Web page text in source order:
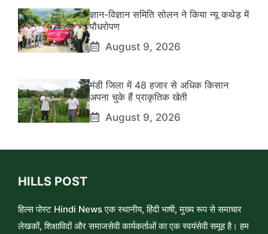
ज्ञान-विज्ञान समिति सोलन ने किया न्यू कथेड़ में
पौधरोपण
August 9, 2026
मंडी जिला में 48 हजार से अधिक किसान
अपना चुके हैं प्राकृतिक खेती
August 9, 2026
HILLS POST
हिल्स पोस्ट Hindi News एक स्थानीय, हिंदी भाषी, मुख्य रूप से समाचार
लेखकों, शिक्षाविदों और समाजसेवी कार्यकर्ताओं का एक स्वयंसेवी समूह है। हम